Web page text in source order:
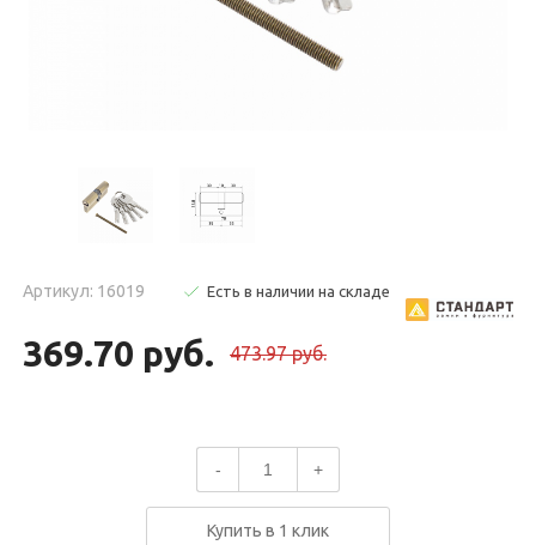
Артикул: 16019 Есть в наличии на складе
369.70 руб. 473.97 руб.
- +
Купить в 1 клик